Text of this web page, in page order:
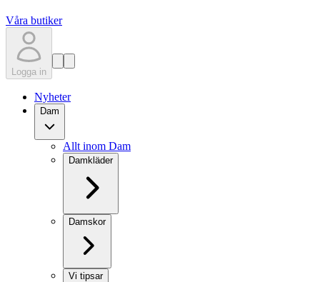
Våra butiker
Logga in
Nyheter
Dam
Allt inom Dam
Damkläder
Damskor
Vi tipsar